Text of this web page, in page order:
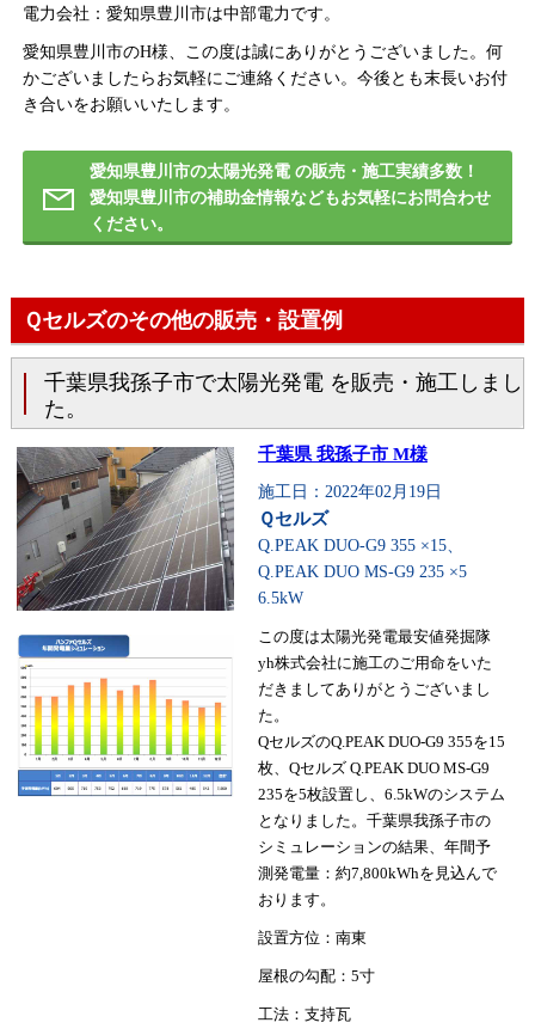
電力会社：愛知県豊川市は中部電力です。
愛知県豊川市のH様、この度は誠にありがとうございました。何
かございましたらお気軽にご連絡ください。今後とも末長いお付
き合いをお願いいたします。
愛知県豊川市の太陽光発電 の販売・施工実績多数！
愛知県豊川市の補助金情報などもお気軽にお問合わせ
ください。
Ｑセルズのその他の販売・設置例
千葉県我孫子市で太陽光発電 を販売・施工しまし
た。
千葉県 我孫子市 M様
施工日：2022年02月19日
Ｑセルズ
Q.PEAK DUO-G9 355 ×15、
Q.PEAK DUO MS-G9 235 ×5
6.5kW
この度は太陽光発電最安値発掘隊
yh株式会社に施工のご用命をいた
だきましてありがとうございまし
た。
QセルズのQ.PEAK DUO-G9 355を15
枚、Qセルズ Q.PEAK DUO MS-G9
235を5枚設置し、6.5kWのシステム
となりました。千葉県我孫子市の
シミュレーションの結果、年間予
測発電量：約7,800kWhを見込んで
おります。
設置方位：南東
屋根の勾配：5寸
工法：支持瓦